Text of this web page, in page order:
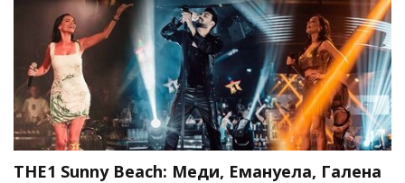
THE1 Sunny Beach: Меди, Емануела, Галена